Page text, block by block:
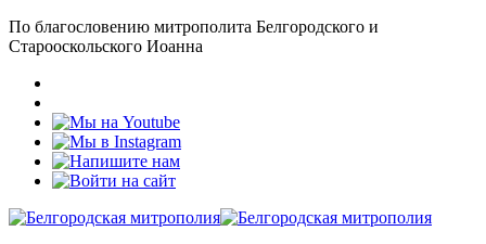
По благословению митрополита Белгородского и
Старооскольского Иоанна